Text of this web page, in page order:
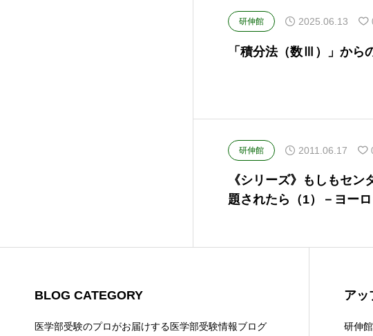
研伸館 2025.06.13
「積分法（数Ⅲ）」から
研伸館 2011.06.17
《シリーズ》もしもセ
題されたら（1）－ヨー
BLOG CATEGORY
医学部受験のプロがお届けする医学部受験情報ブログ
アッ
研伸